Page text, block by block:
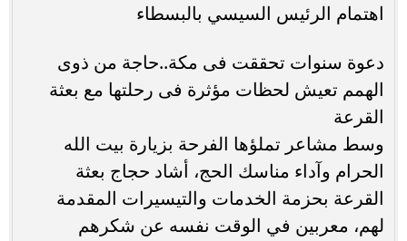
اهتمام الرئيس السيسي بالبسطاء
دعوة سنوات تحققت فى مكة..حاجة من ذوى
الهمم تعيش لحظات مؤثرة فى رحلتها مع بعثة
القرعة
وسط مشاعر تملؤها الفرحة بزيارة بيت الله
الحرام وآداء مناسك الحج، أشاد حجاج بعثة
القرعة بحزمة الخدمات والتيسيرات المقدمة
لهم، معربين في الوقت نفسه عن شكرهم